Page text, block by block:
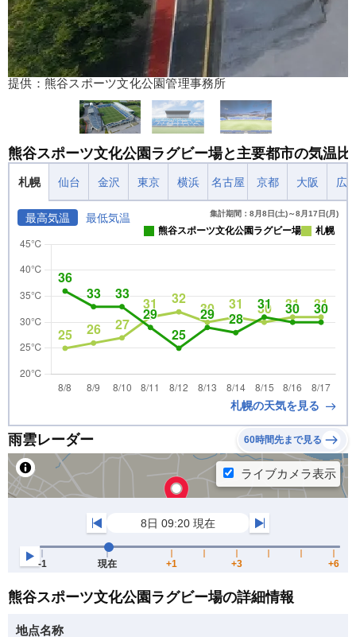
提供：熊谷スポーツ文化公園管理事務所
熊谷スポーツ文化公園ラグビー場と主要都市の気温比
札幌 仙台 金沢 東京 横浜 名古屋 京都 大阪 広
最高気温 最低気温 集計期間：8月8日(土)～8月17日(月)
熊谷スポーツ文化公園ラグビー場 札幌
札幌の天気を見る
雨雲レーダー 60時間先まで見る
熊谷スポーツ文化公園ラグビー場の詳細情報
地点名称